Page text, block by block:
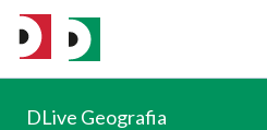
DLive Geografia